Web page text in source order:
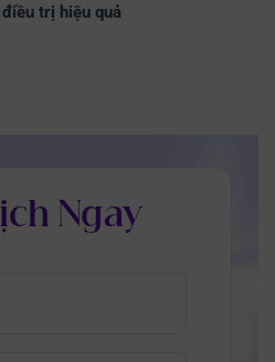
trị hiệu quả
Ngay